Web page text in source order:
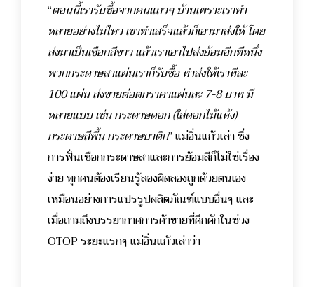
“ตอนนี้เรารับซื้อจากคนแถวๆ บ้านเพราะเราทำ
หลายอย่างไม่ไหว เขาทำเสร็จแล้วก็เอามาส่งให้ โดย
ส่งมาเป็นเชือกสีขาว แล้วเราเอาไปส่งย้อมอีกทีหนึ่ง
พวกกระดาษสาแผ่นเราก็รับซื้อ ทำส่งให้เราทีละ
100 แผ่น ส่งขายต่อตกราคาแผ่นละ 7-8 บาท มี
หลายแบบ เช่น กระดาษดอก (ใส่ดอกไม้แห้ง)
กระดาษสีพื้น กระดาษบาติก” แม่อิ่นแก้วเล่า ซึ่ง
การฟั่นเชือกกระดาษสาและการย้อมสีก็ไม่ใช่เรื่อง
ง่าย ทุกคนต้องเรียนรู้ลองผิดลองถูกด้วยตนเอง
เหมือนอย่างการแปรรูปผลิตภัณฑ์แบบอื่นๆ และ
เมื่อถามถึงบรรยากาศการค้าขายที่คึกคักในช่วง
OTOP ระยะแรกๆ แม่อิ่นแก้วเล่าว่า